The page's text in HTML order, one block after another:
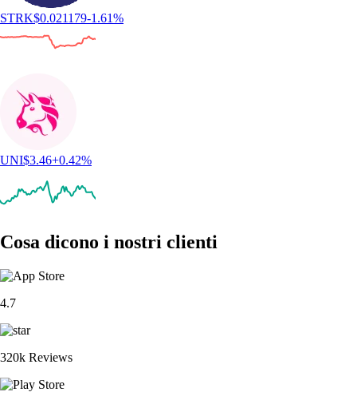
STRK$0.021179-1.61%
UNI$3.46+0.42%
Cosa dicono i nostri clienti
4.7
320k Reviews